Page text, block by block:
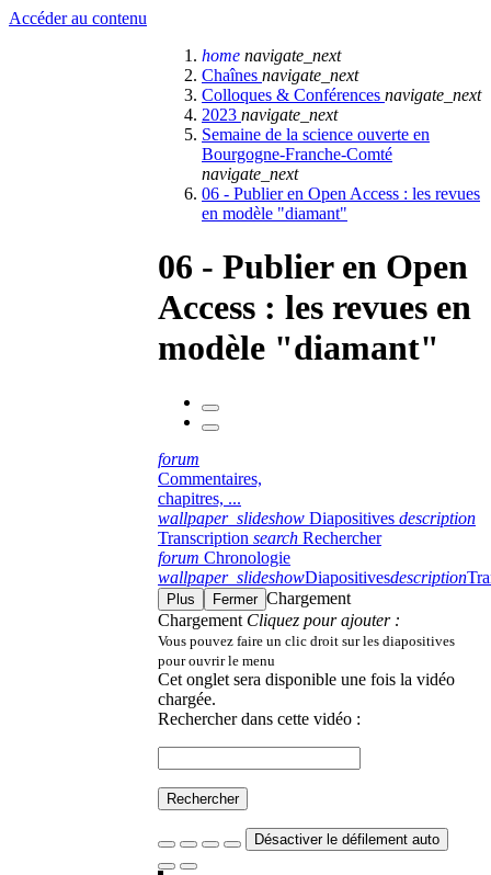
Accéder au contenu
home navigate_next
Chaînes navigate_next
Colloques & Conférences navigate_next
2023 navigate_next
Semaine de la science ouverte en
Bourgogne-Franche-Comté
navigate_next
06 - Publier en Open Access : les revues
en modèle "diamant"
06 - Publier en Open
Access : les revues en
modèle "diamant"
forum
Commentaires,
chapitres, ...
wallpaper_slideshow Diapositives description
Transcription search Rechercher
forum Chronologie
wallpaper_slideshowDiapositivesdescription
Plus Fermer Chargement
Chargement Cliquez pour ajouter :
Vous pouvez faire un clic droit sur les diapositives
pour ouvrir le menu
Cet onglet sera disponible une fois la vidéo
chargée.
Rechercher dans cette vidéo :
Rechercher
Désactiver le défilement auto